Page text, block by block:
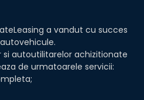
a vandut cu succes
autoutilitarelor achizitionate
de urmatoarele servicii: